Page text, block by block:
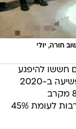
חורה, יולי
חששו להיפגע
ממנה יותר מתופעות של אלימות ופשיעה ב-2020
היא התפשטות נגיף הקורונה (84.9% מקרב
התושבים הערבים של הערים המעורבות לעומת 45%